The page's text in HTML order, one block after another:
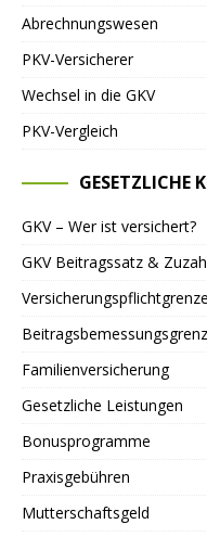
Abrechnungswesen
PKV-Versicherer
Wechsel in die GKV
PKV-Vergleich
GESETZLICHE
GKV – Wer ist versichert?
GKV Beitragssatz &
Versicherungspflichtgrenze
Familienversicherung
Gesetzliche Leistungen
Bonusprogramme
Praxisgebühren
Mutterschaftsgeld